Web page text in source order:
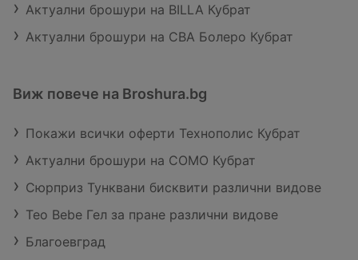
Актуални брошури на BILLA Кубрат
Актуални брошури на CBA Болеро Кубрат
Виж повече на Broshura.bg
Покажи всички оферти Технополис Кубрат
Актуални брошури на COMO Кубрат
Сюрприз Тунквани бисквити различни видове
Teo Bebe Гел за пране различни видове
Благоевград